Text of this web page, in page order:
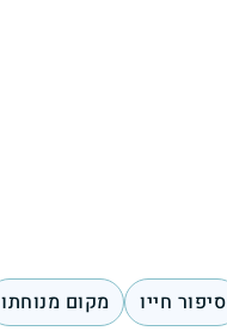
סיפור חייו מקום מנוחתו